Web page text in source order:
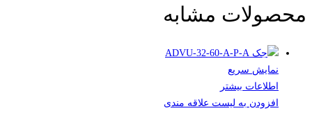
محصولات مشابه
نمایش سریع
اطلاعات بیشتر
افزودن به لیست علاقه مندی